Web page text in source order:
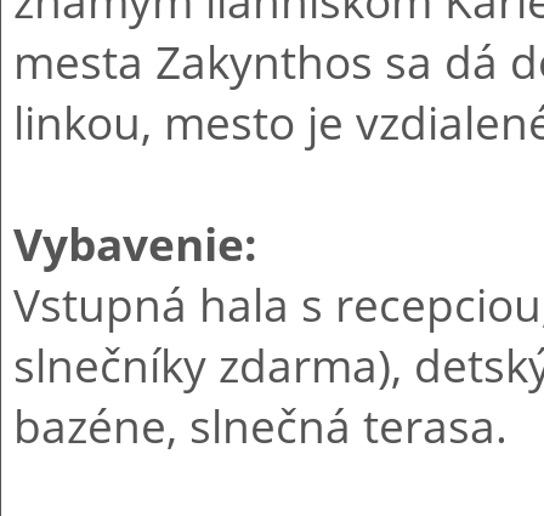
mesta Zakynthos sa dá
linkou, mesto je
Vybavenie:
Vstupná hala s
slnečníky zdarma),
bazéne, slnečná terasa.